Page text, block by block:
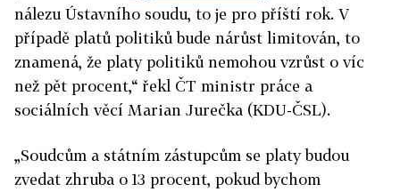
nálezu Ústavního soudu, to je pro příští rok. V
případě platů politiků bude nárůst limitován, to
znamená, že platy politiků nemohou vzrůst o víc
než pět procent,“ řekl ČT ministr práce a
sociálních věcí Marian Jurečka (KDU-ČSL).
„Soudcům a státním zástupcům se platy budou
zvedat zhruba o 13 procent, pokud bychom